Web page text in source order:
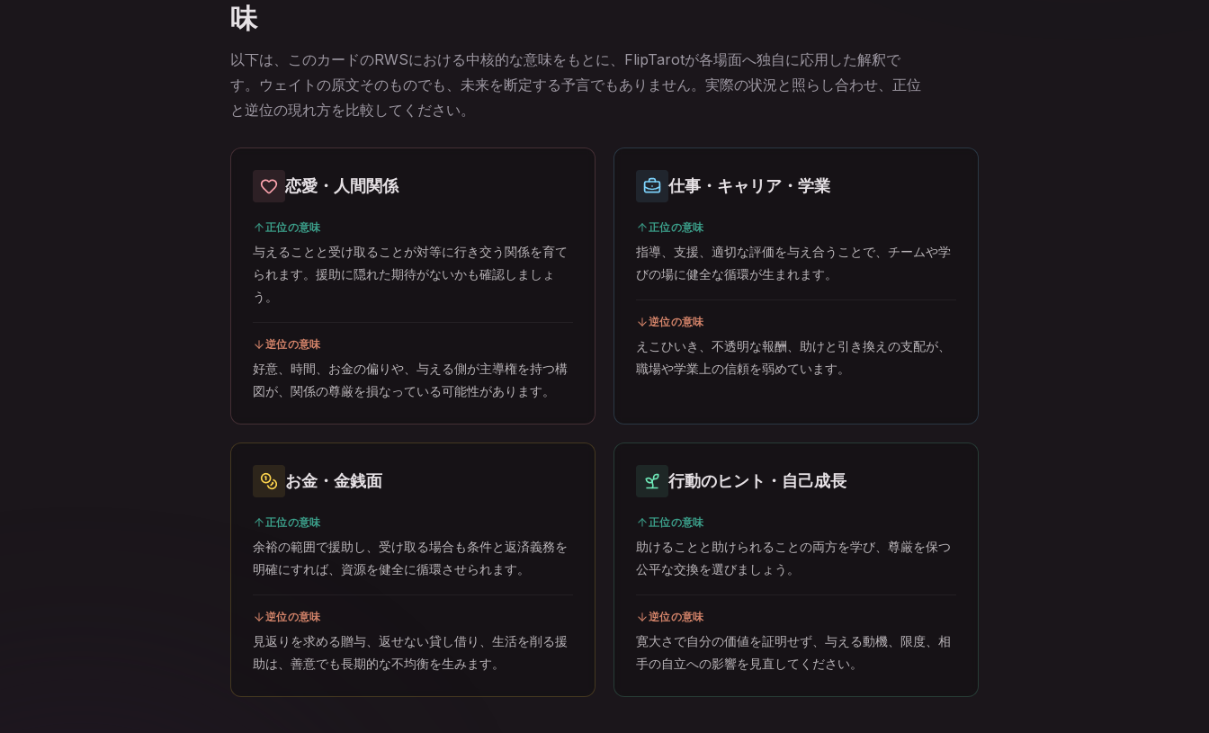
味
以下は、このカードのRWSにおける中核的な意味をもとに、FlipTarotが各場面へ独自に応用した解釈で
す。ウェイトの原文そのものでも、未来を断定する予言でもありません。実際の状況と照らし合わせ、正位
と逆位の現れ方を比較してください。
恋愛・人間関係
正位の意味
与えることと受け取ることが対等に行き交う関係を育て
られます。援助に隠れた期待がないかも確認しましょ
う。
逆位の意味
好意、時間、お金の偏りや、与える側が主導権を持つ構
図が、関係の尊厳を損なっている可能性があります。
仕事・キャリア・学業
正位の意味
指導、支援、適切な評価を与え合うことで、チームや学
びの場に健全な循環が生まれます。
逆位の意味
えこひいき、不透明な報酬、助けと引き換えの支配が、
職場や学業上の信頼を弱めています。
お金・金銭面
正位の意味
余裕の範囲で援助し、受け取る場合も条件と返済義務を
明確にすれば、資源を健全に循環させられます。
逆位の意味
見返りを求める贈与、返せない貸し借り、生活を削る援
助は、善意でも長期的な不均衡を生みます。
行動のヒント・自己成長
正位の意味
助けることと助けられることの両方を学び、尊厳を保つ
公平な交換を選びましょう。
逆位の意味
寛大さで自分の価値を証明せず、与える動機、限度、相
手の自立への影響を見直してください。